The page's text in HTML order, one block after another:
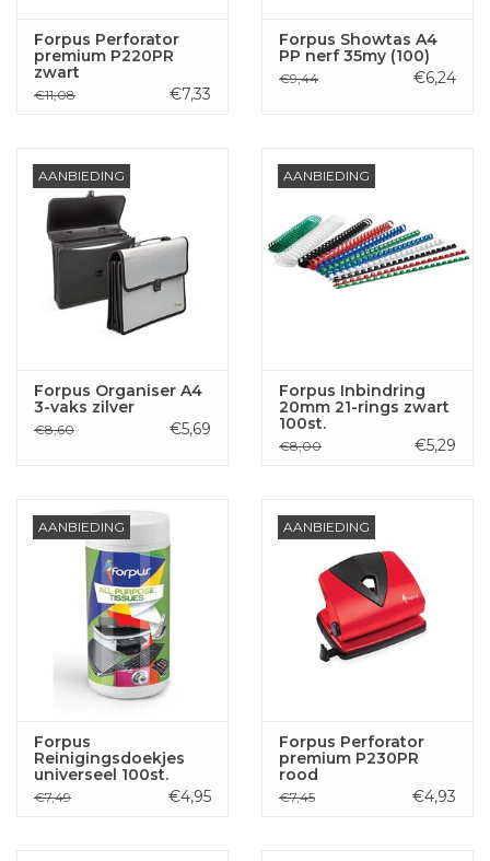
Forpus Perforator
premium P220PR
zwart
€11,08 €7,33
Forpus Showtas A4
PP nerf 35my (100)
€9,44 €6,24
AANBIEDING
Forpus Organiser A4
3-vaks zilver
€8,60 €5,69
AANBIEDING
Forpus Inbindring
20mm 21-rings zwart
100st.
€8,00 €5,29
AANBIEDING
Forpus
Reinigingsdoekjes
universeel 100st.
€7,49 €4,95
AANBIEDING
Forpus Perforator
premium P230PR
rood
€7,45 €4,93